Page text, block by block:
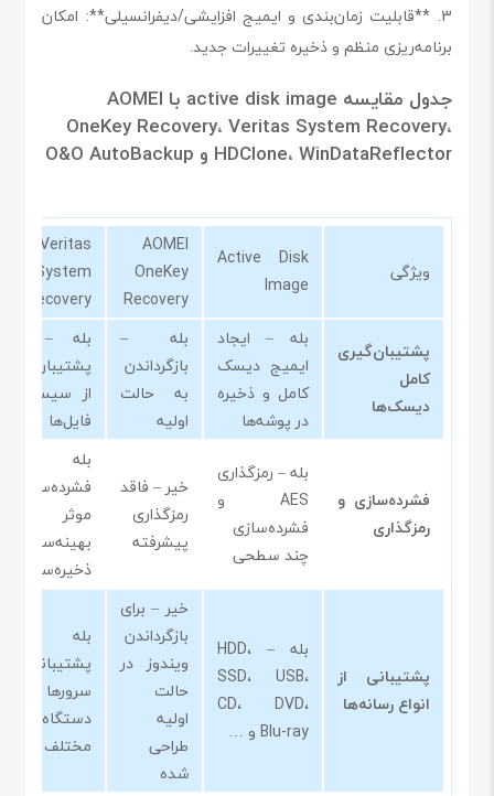
3. **قابلیت زمان‌بندی و ایمیج افزایشی/دیفرانسیلی**: امکان
برنامه‌ریزی منظم و ذخیره تغییرات جدید.
جدول مقایسه active disk image با AOMEI
OneKey Recovery، Veritas System Recovery،
HDClone، WinDataReflector و O&O AutoBackup
ویژگی
Active Disk
Image
AOMEI
OneKey
Recovery
Veritas
System
Recovery
پشتیبان‌گیری
کامل
دیسک‌ها
بله – ایجاد
ایمیج دیسک
کامل و ذخیره
در پوشه‌ها
بله –
بازگرداندن
به حالت
اولیه
بله – برای
پشتیبان‌گیری
از سیستم و
فایل‌ها
فشرده‌سازی و
رمزگذاری
بله – رمزگذاری
AES و
فشرده‌سازی
چند سطحی
خیر – فاقد
رمزگذاری
پیشرفته
بله –
فشرده‌سازی
موثر برای
بهینه‌سازی
ذخیره‌سازی
پشتیبانی از
انواع رسانه‌ها
بله – HDD،
SSD، USB،
CD، DVD،
Blu-ray و …
خیر – برای
بازگرداندن
ویندوز در
حالت
اولیه
طراحی
شده
بله –
پشتیبانی از
سرورها و
دستگاه‌های
مختلف